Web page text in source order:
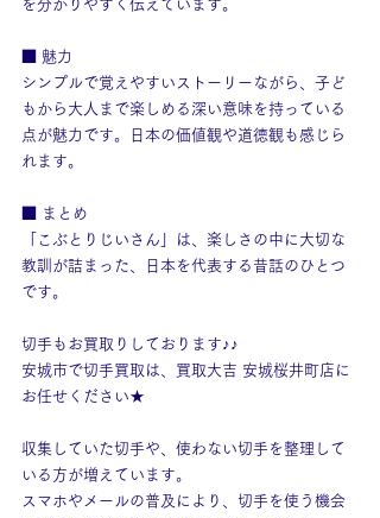
を分かりやすく伝えています。
■ 魅力
シンプルで覚えやすいストーリーながら、子ど
もから大人まで楽しめる深い意味を持っている
点が魅力です。日本の価値観や道徳観も感じら
れます。
■ まとめ
「こぶとりじいさん」は、楽しさの中に大切な
教訓が詰まった、日本を代表する昔話のひとつ
です。
切手もお買取りしております♪♪
安城市で切手買取は、買取大吉 安城桜井町店に
お任せください★
収集していた切手や、使わない切手を整理して
いる方が増えています。
スマホやメールの普及により、切手を使う機会